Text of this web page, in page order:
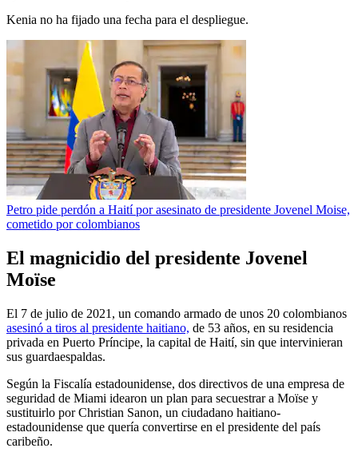
Kenia no ha fijado una fecha para el despliegue.
Petro pide perdón a Haití por asesinato de presidente Jovenel Moise,
cometido por colombianos
El magnicidio del presidente Jovenel
Moïse
El 7 de julio de 2021, un comando armado de unos 20 colombianos
asesinó a tiros al presidente haitiano, de 53 años, en su residencia
privada en Puerto Príncipe, la capital de Haití, sin que intervinieran
sus guardaespaldas.
Según la Fiscalía estadounidense, dos directivos de una empresa de
seguridad de Miami idearon un plan para secuestrar a Moïse y
sustituirlo por Christian Sanon, un ciudadano haitiano-
estadounidense que quería convertirse en el presidente del país
caribeño.